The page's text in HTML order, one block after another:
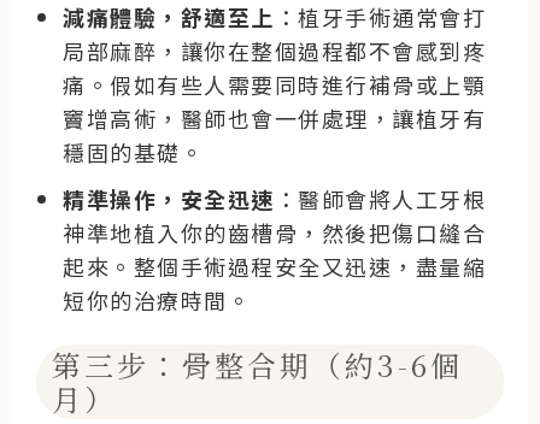
減痛體驗，舒適至上 ：植牙手術通常會打
局部麻醉，讓你在整個過程都不會感到疼
痛。假如有些人需要同時進行補骨或上顎
竇增高術，醫師也會一併處理，讓植牙有
穩固的基礎。
精準操作，安全迅速 ：醫師會將人工牙根
神準地植入你的齒槽骨，然後把傷口縫合
起來。整個手術過程安全又迅速，盡量縮
短你的治療時間。
第三步：骨整合期（約3-6個
月）